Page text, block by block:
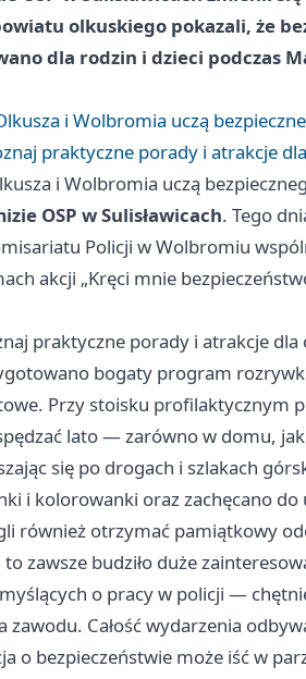
olkuskiego pokazali, że
dla rodzin i dzieci podczas
i Wolbromia uczą
praktyczne porady i atrakcje
i Wolbromia uczą
OSP w Sulisławicach. Tego
Policji w Wolbromiu
akcji „Kręci mnie
praktyczne porady i atrakcje dla
bogaty program
Przy stoisku profilaktycznym
lato — zarówno w domu,
się po drogach i szlakach
i kolorowanki oraz zachęcano do
również otrzymać pamiątkowy
zawsze budziło duże
o pracy w policji —
Całość wydarzenia
o bezpieczeństwie może iść w